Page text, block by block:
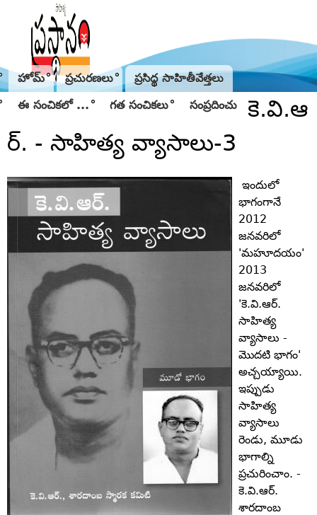
హోమ్ ప్రచురణలు ప్రసిద్థ సాహితీవేత్తలు
ఈ సంచికలో ... గత సంచికలు సంప్రదించు
కె.వి.ఆ
ర్‌. - సాహిత్య వ్యాసాలు-3
ఇందులో
భాగంగానే
2012
జనవరిలో
'మహూదయం'
2013
జనవరిలో
'కె.వి.ఆర్‌.
సాహిత్య
వ్యాసాలు -
మొదటి భాగం'
అచ్చయ్యాయి.
ఇప్పుడు
సాహిత్య
వ్యాసాలు
రెండు, మూడు
భాగాల్ని
ప్రచురించాం. -
కె.వి.ఆర్‌.
శారదాంబ